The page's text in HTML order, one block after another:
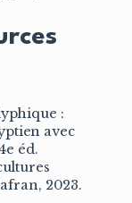
:
avec
éd.
2023.